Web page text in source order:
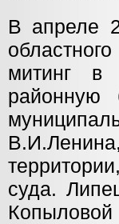
В апреле
митинг в
районную
суда.
Копыловой